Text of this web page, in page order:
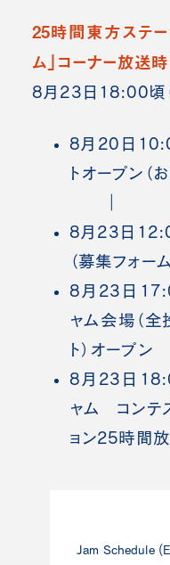
25時間東方ステー
ム」コーナー放送
8月23日18:00頃（
8月20日
トオープン（
8月23日
（募集フォー
8月23日
ャム会場（
ト）オープン
8月23日
ャム コンテ
ョン25時間放
Jam Schedule